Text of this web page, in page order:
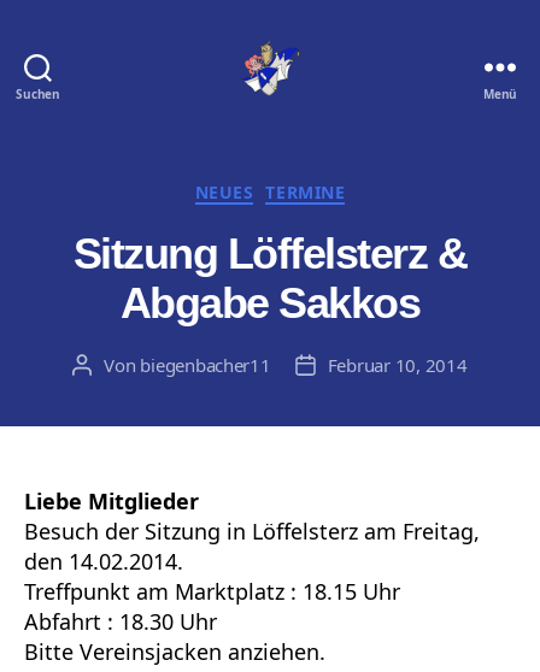
Suchen
V.
Menü
Kategorien
NEUES TERMINE
Sitzung Löffelsterz &
Abgabe Sakkos
Beitragsautor
Von biegenbacher11 Veröffentlichungsdatum
Februar 10, 2014
Liebe Mitglieder
Besuch der Sitzung in Löffelsterz am Freitag,
den 14.02.2014.
Treffpunkt am Marktplatz : 18.15 Uhr
Abfahrt : 18.30 Uhr
Bitte Vereinsjacken anziehen.